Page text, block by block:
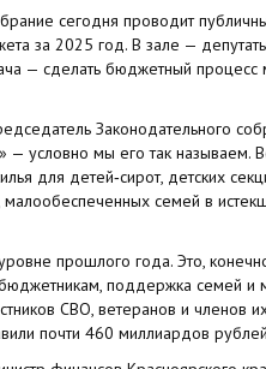
сегодня проводит
за 2025 год. В зале —
— сделать бюджетный процесс
Законодательного
условно мы его так называем.
для детей‑сирот, детских
семей в
прошлого года. Это,
бюджетникам, поддержка семей
СВО, ветеранов и
почти 460 миллиардов